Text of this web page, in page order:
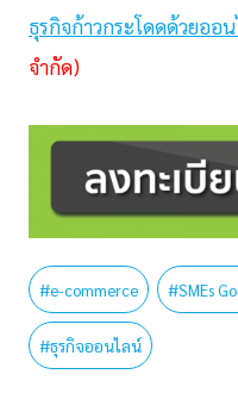
ธุรกิจก้าวกระโดดด้วยออ
จำกัด)
#e-commerce #SMEs
#ธุรกิจออนไลน์